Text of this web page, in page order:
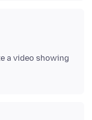
a video showing